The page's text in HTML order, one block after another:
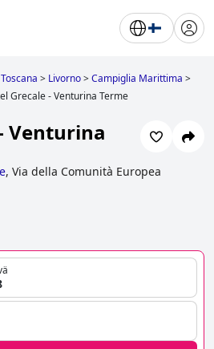
Toscana > Livorno>Campiglia Marittima >
Grecale - Venturina Terme
Venturina
, Via della Comunità Europea